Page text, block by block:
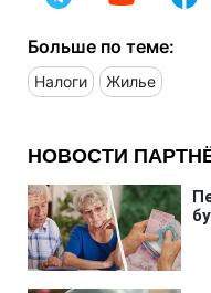
Больше по теме:
Налоги Жилье